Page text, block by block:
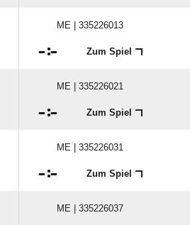
ME | 335226013
: Zum Spiel
ME | 335226021
: Zum Spiel
ME | 335226031
: Zum Spiel
ME | 335226037